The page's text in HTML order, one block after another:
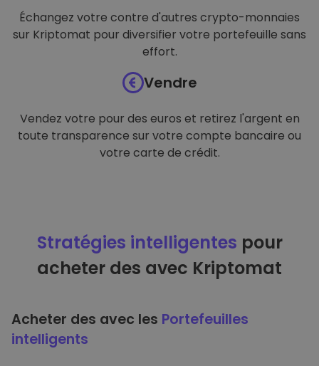
Échangez votre contre d'autres crypto-monnaies
sur Kriptomat pour diversifier votre portefeuille sans
effort.
Vendre
Vendez votre pour des euros et retirez l'argent en
toute transparence sur votre compte bancaire ou
votre carte de crédit.
Stratégies intelligentes pour
acheter des avec Kriptomat
Acheter des avec les Portefeuilles
intelligents